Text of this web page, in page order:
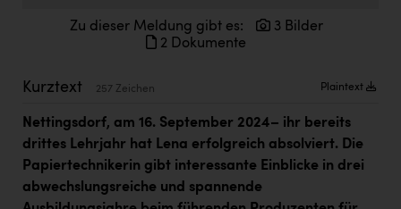
KIWI Kinderwunsch Institut Dr. Loimer
Kleider Bauer
Kremsmüller Anlagenbau GmbH
Maximarkt
Oldtimer Raststationen und Motorhotels
Zu dieser Meldung gibt es:
3 Bilder
2 Dokumente
Kurztext 257 Zeichen Plaintext
Nettingsdorf, am 16. September 2024– ihr bereits
drittes Lehrjahr hat Lena erfolgreich absolviert. Die
Papiertechnikerin gibt interessante Einblicke in drei
abwechslungsreiche und spannende